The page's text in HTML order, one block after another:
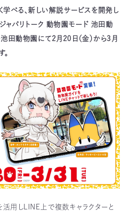
べる、新しい解説サービスを開発し
ジャパリトーク 動物園モード 池田動
田動物園にて2月20日（金）から3月
用しLINE上で複数キャラクターと